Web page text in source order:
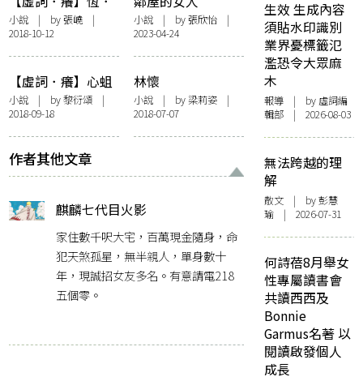
癢
小說 | by張嶢 |
2018-10-12
小說| by張欣怡|
2023-04-24
【虛詞．癢】心蛆
小說 | by黎衍頌 |
2018-09-18
林懷
小說| by梁莉姿|
2018-07-07
作者其他文章
麒麟七代目火影
家住數千呎大宅，百萬現金隨身，命
犯天煞孤星，無半親人，單身數十
年，現誠招女友多名。有意請電218
五個零。
生效 生成內容
須貼水印識別
業界憂標籤氾
濫恐令大眾麻
木
報導 | by 虛詞編
輯部 | 2026-08-03
無法跨越的理
解
散文 | by 彭慧
瑜 | 2026-07-31
何詩蓓8月舉女
性專屬讀書會
共讀西西及
Bonnie
Garmus名著 以
閱讀啟發個人
成長